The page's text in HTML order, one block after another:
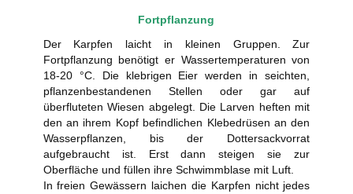
Fortpflanzung
Der Karpfen laicht in kleinen Gruppen. Zur
Fortpflanzung benötigt er Wassertemperaturen von
18-20 °C. Die klebrigen Eier werden in seichten,
pflanzenbestandenen Stellen oder gar auf
überfluteten Wiesen abgelegt. Die Larven heften mit
den an ihrem Kopf befindlichen Klebedrüsen an den
Wasserpflanzen, bis der Dottersackvorrat
aufgebraucht ist. Erst dann steigen sie zur
Oberfläche und füllen ihre Schwimmblase mit Luft.
In freien Gewässern laichen die Karpfen nicht jedes